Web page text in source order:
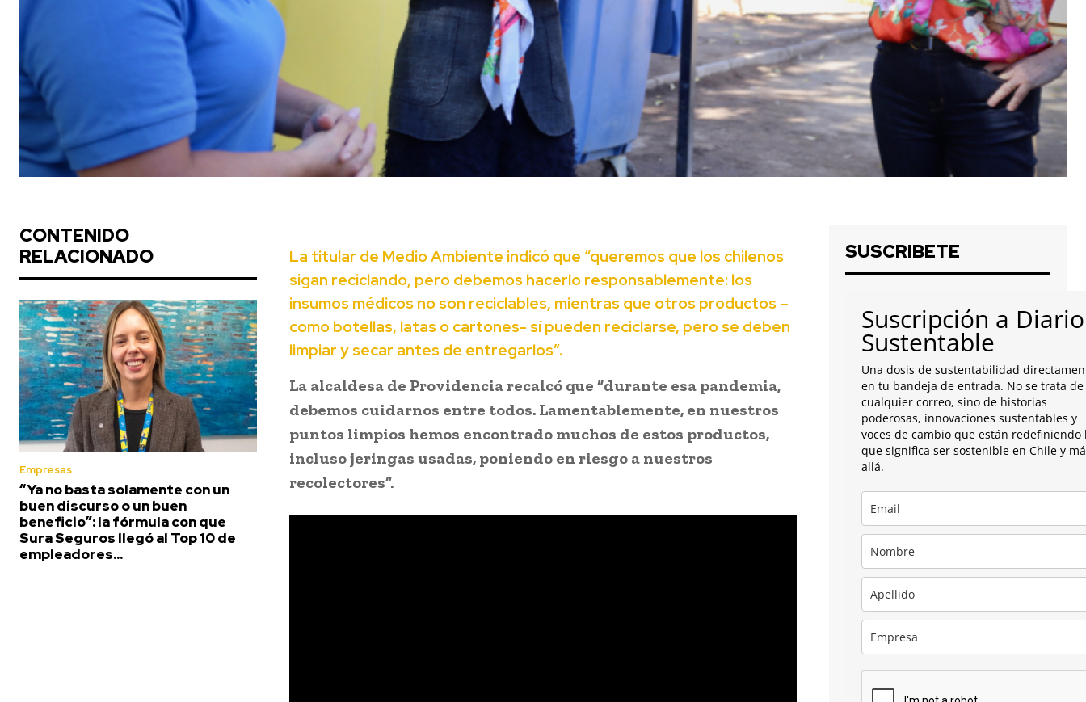
CONTENIDO
RELACIONADO
Empresas
“Ya no basta solamente con un
buen discurso o un buen
beneficio”: la fórmula con que
Sura Seguros llegó al Top 10 de
empleadores...
La titular de Medio Ambiente indicó que “queremos que los chilenos
sigan reciclando, pero debemos hacerlo responsablemente: los
insumos médicos no son reciclables, mientras que otros productos –
como botellas, latas o cartones- sí pueden reciclarse, pero se deben
limpiar y secar antes de entregarlos”.
La alcaldesa de Providencia recalcó que “durante esa pandemia,
debemos cuidarnos entre todos. Lamentablemente, en nuestros
puntos limpios hemos encontrado muchos de estos productos,
incluso jeringas usadas, poniendo en riesgo a nuestros
recolectores”.
SUSCRIBETE
Suscripción a Diario
Sustentable
Una dosis de sustentabilidad
en tu bandeja de entrada. No se trata de
cualquier correo, sino de historias
poderosas, innovaciones sustentables y
voces de cambio que están redefiniendo
que significa ser sostenible en Chile y
allá.